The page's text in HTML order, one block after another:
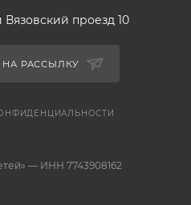
Вязовский проезд 10
РАССЫЛКУ
— ИНН 7743908162